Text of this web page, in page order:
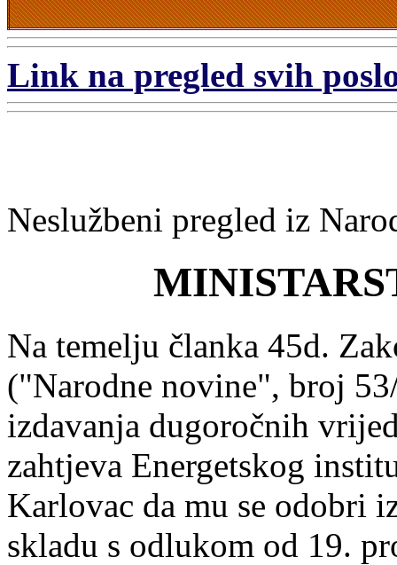
Link na pregled svih
Neslužbeni pregled iz
Na temelju članka 45d.
("Narodne novine", broj
izdavanja dugoročnih
zahtjeva Energetskog
Karlovac da mu se odobri
skladu s odlukom od 19.